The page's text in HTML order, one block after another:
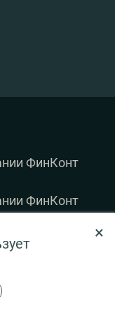
публичной офертой,
×